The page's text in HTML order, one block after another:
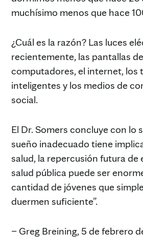
muchísimo menos que hace
¿Cuál es la razón? Las luces
recientemente, las pantallas
computadores, el internet, los
inteligentes y los medios de
social.
El Dr. Somers concluye con lo
sueño inadecuado tiene
salud, la repercusión futura de
salud pública puede ser
cantidad de jóvenes que
duermen suficiente”.
– Greg Breining, 5 de febrero